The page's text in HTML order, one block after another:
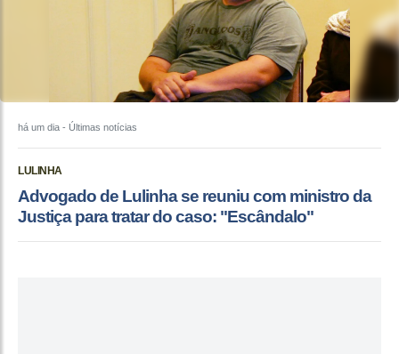
há um dia - Últimas notícias
LULINHA
Advogado de Lulinha se reuniu com ministro da
Justiça para tratar do caso: "Escândalo"